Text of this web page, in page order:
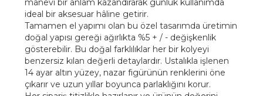
manevi bir anlam kazandırarak günlük kullanımda
ideal bir aksesuar hâline getirir.
Tamamen el yapımı olan bu özel tasarımda üretimin
doğal yapısı gereği ağırlıkta %5 + / - değişkenlik
gösterebilir. Bu doğal farklılıklar her bir kolyeyi
benzersiz kılan değerli detaylardır. Ustalıkla işlenen
14 ayar altın yüzey, nazar figürünün renklerini öne
çıkarır ve uzun yıllar boyunca parlaklığını korur.